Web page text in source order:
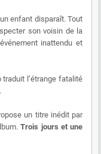
enfant disparaît. Tout
son voisin de la
inattendu et
l’étrange fatalité
un titre inédit par
Trois jours et une